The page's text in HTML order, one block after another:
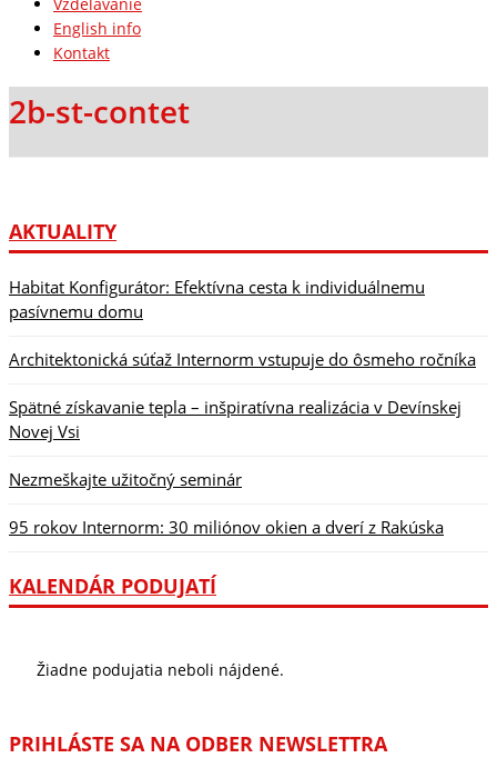
English info
Kontakt
2b-st-contet
AKTUALITY
Habitat Konfigurátor: Efektívna cesta k individuálnemu
pasívnemu domu
Architektonická súťaž Internorm vstupuje do ôsmeho ročníka
Spätné získavanie tepla – inšpiratívna realizácia v Devínskej
Novej Vsi
Nezmeškajte užitočný seminár
95 rokov Internorm: 30 miliónov okien a dverí z Rakúska
KALENDÁR PODUJATÍ
Žiadne podujatia neboli nájdené.
PRIHLÁSTE SA NA ODBER NEWSLETTRA